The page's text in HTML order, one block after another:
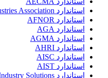
استاندارد Aerospace Industries Association
استاندارد AFNOR
استاندارد AGA
استاندارد AGMA
استاندارد AHRI
استاندارد AISC
استاندارد AIST
استاندارد Alliance for Telecommunications Industry Solutions